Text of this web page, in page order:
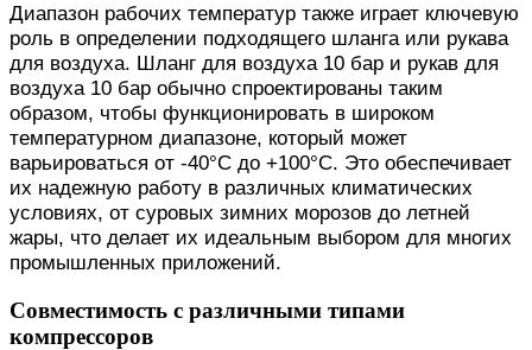
Диапазон рабочих температур также играет ключевую
роль в определении подходящего шланга или рукава
для воздуха. Шланг для воздуха 10 бар и рукав для
воздуха 10 бар обычно спроектированы таким
образом, чтобы функционировать в широком
температурном диапазоне, который может
варьироваться от -40°C до +100°C. Это обеспечивает
их надежную работу в различных климатических
условиях, от суровых зимних морозов до летней
жары, что делает их идеальным выбором для многих
промышленных приложений.
Совместимость с различными типами
компрессоров